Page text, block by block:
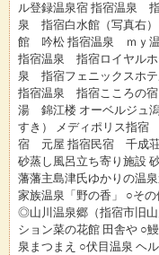
ル登録温泉宿 指宿温泉
泉 指宿白水館（写真右
館 吟松 指宿温泉 ｍｙ温
指宿温泉 指宿ロイヤル
泉 指宿フェニックスホ
指宿温泉 指宿こころの
湯 錦江楼 オーベルジュ
すき） メディポリス指
宿 元屋 指宿民宿 千成荘
砂蒸し風呂立ち寄り施設
藩藩主島津氏ゆかりの温
家族温泉「野の香」 ○そ
◎山川温泉郷（指宿市旧
ション菜の花館 田舎や ○
泉まつまえ ○伏目温泉 ヘ